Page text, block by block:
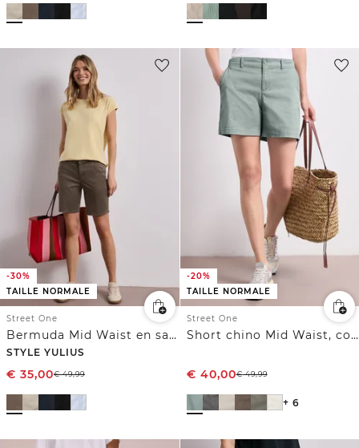
-30%
TAILLE NORMALE
Street One
Bermuda Mid Waist en satin
STYLE YULIUS
€ 35,00€49,99
-20%
TAILLE NORMALE
Street One
Short chino Mid Waist, coupe décontractée
€ 40,00€49,99
+ 6